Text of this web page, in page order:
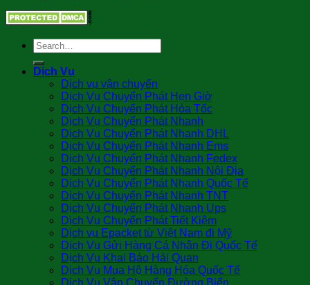
Dịch Vụ
Dịch vụ vận chuyển
Dịch Vụ Chuyển Phát Hẹn Giờ
Dịch Vụ Chuyển Phát Hỏa Tốc
Dịch Vụ Chuyển Phát Nhanh
Dịch Vụ Chuyển Phát Nhanh DHL
Dịch Vụ Chuyển Phát Nhanh Ems
Dịch Vụ Chuyển Phát Nhanh Fedex
Dịch Vụ Chuyển Phát Nhanh Nội Địa
Dịch Vụ Chuyển Phát Nhanh Quốc Tế
Dịch Vụ Chuyển Phát Nhanh TNT
Dịch Vụ Chuyển Phát Nhanh Ups
Dịch Vụ Chuyển Phát Tiết Kiệm
Dịch vụ Epacket từ Việt Nam đi Mỹ
Dịch Vụ Gửi Hàng Cá Nhân Đi Quốc Tế
Dịch Vụ Khai Báo Hải Quan
Dịch Vụ Mua Hộ Hàng Hóa Quốc Tế